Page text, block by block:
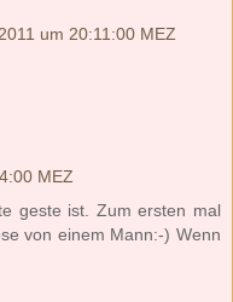
um 20:11:00 MEZ
MEZ
geste ist. Zum ersten mal
von einem Mann:-) Wenn